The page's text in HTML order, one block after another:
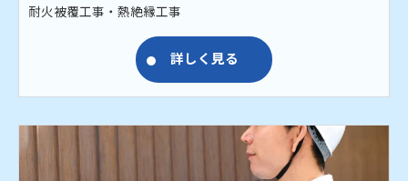
耐火被覆工事・熱絶縁工事
詳しく見る